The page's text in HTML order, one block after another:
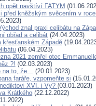
opět navštíví FATYM
před kněžským svěcením v
znal praxi celibátu na
obřad a celibát (24.04.2023)
Západě
(06.04.2023)
2021 zemřel otec
?! (02.03.2023)
na to, že… (20.01.2023)
faráře, vzpomeňte si
XVI. i Vy? (03.01.2023)
Krátkého (22.12.2022)